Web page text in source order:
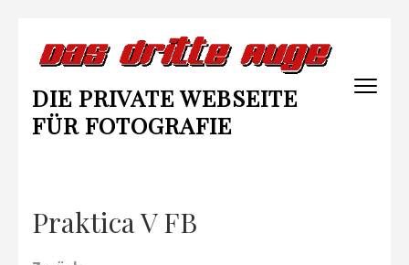
Inhalt
springen
(Enter
drücken)
DIE PRIVATE WEBSEITE
FÜR FOTOGRAFIE
Praktica V FB